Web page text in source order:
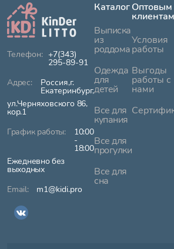
+7(343)
295-89-91
Россия,г.
Екатеринбург,
ул.Черняховского 86,
кор.1
10:00
-
18:00
Ежедневно без
выходных
m1@kidi.pro
Каталог
Выписка
из
роддома
Одежда
для
детей
Все для
купания
Все для
прогулки
Все для
сна
Оптовым
клиентам
Условия
работы
Выгоды
работы с
нами